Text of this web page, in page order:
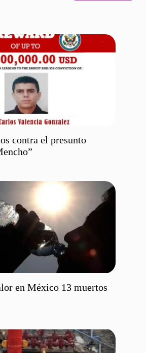
contra el presunto
en México 13 muertos